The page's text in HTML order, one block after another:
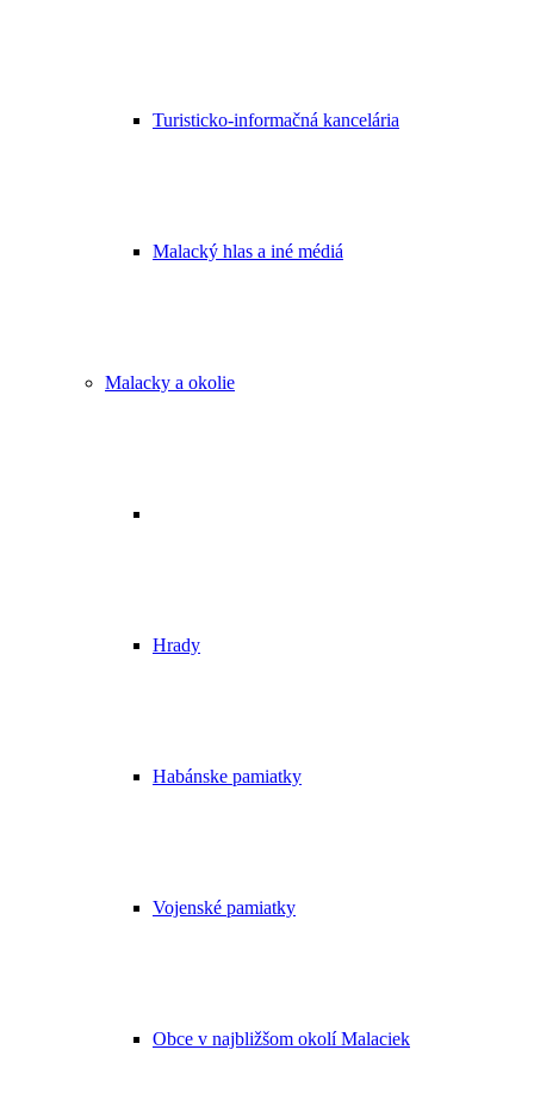
Turisticko-informačná kancelária
Malacký hlas a iné médiá
Malacky a okolie
Hrady
Habánske pamiatky
Vojenské pamiatky
Obce v najbližšom okolí Malaciek